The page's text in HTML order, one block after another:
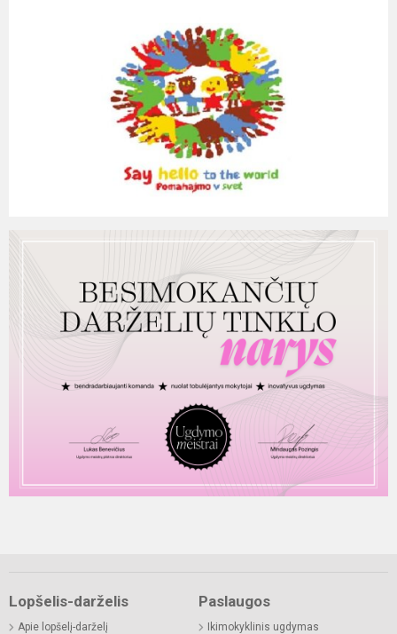
Lopšelis-darželis
Apie lopšelį-darželį
Paslaugos
Ikimokyklinis ugdymas